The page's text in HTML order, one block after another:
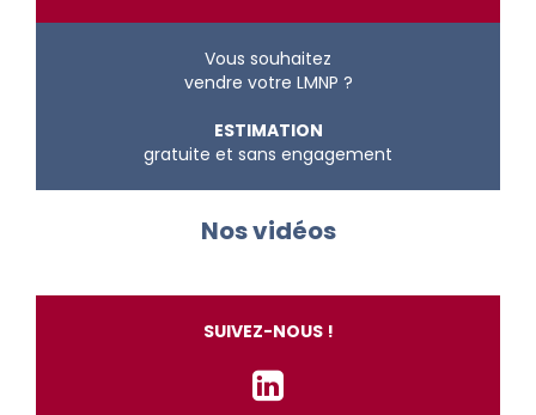
Vous souhaitez
vendre votre LMNP ?
ESTIMATION
gratuite et sans engagement
Nos vidéos
SUIVEZ-NOUS !